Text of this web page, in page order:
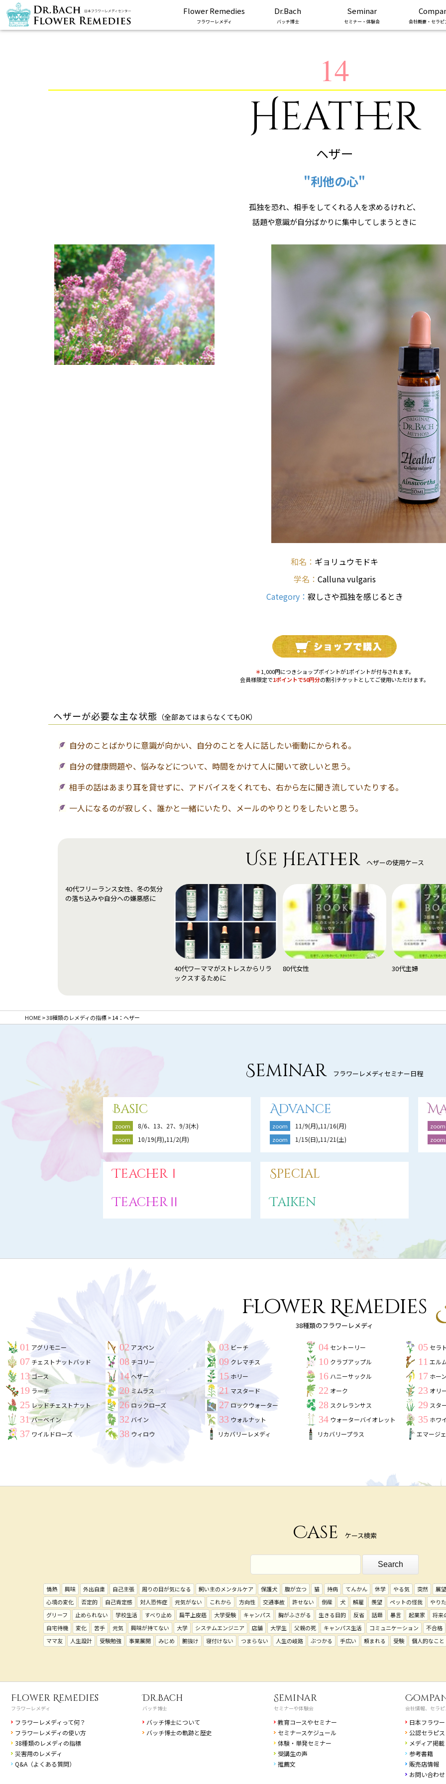
Flower Remedies
フラワーレメディ
Dr.Bach
バッチ博士
Seminar
セミナー・体験会 会社概要・セラピ
14
Heather
ヘザー
"利他の心"
孤独を恐れ、相手をしてくれる人を求めるけれど、
話題や意識が自分ばかりに集中してしまうときに
和名： ギョリュウモドキ
学名： Calluna vulgaris
Category： 寂しさや孤独を感じるとき
＊1,000円につきショップポイントが1ポイントが付与されます。
会員様限定で1ポイントで50円分の割引チケットとしてご使用いただけます。
ヘザーが必要な主な状態 （全部あてはまらなくてもOK）
自分のことばかりに意識が向かい、自分のことを人に話したい衝動にかられる。
自分の健康問題や、悩みなどについて、時間をかけて人に聞いて欲しいと思う。
相手の話はあまり耳を貸せずに、アドバイスをくれても、右から左に聞き流していたりする。
一人になるのが寂しく、誰かと一緒にいたり、メールのやりとりをしたいと思う。
Use Heatherヘザーの使用ケース
40代フリーランス女性、冬の気分
の落ち込みや自分への嫌悪感に
40代ワーママがストレスからリラ
ックスするために
80代女性 30代主婦
HOME>38種類のレメディの指標>14：ヘザー
Seminarフラワーレメディセミナー日程
Basic
zoom 8/6、13、27、9/3(木)
zoom 10/19(月),11/2(月)
Advance
zoom 11/9(月),11/16(月)
zoom 1/15(日),11/21(土)
zoom
zoom
TeacherⅠ
TeacherⅡ
Special
Taiken
Flower Remedies
38種類のフラワーレメディ
01 アグリモニー 02 アスペン 03 ビーチ 04 セントーリー 05 セラ
07 チェストナットバッド 08 チコリー 09 クレマチス 10 クラブアップル 11 エル
13ゴース 14 ヘザー 15 ホリー 16 ハニーサックル 17 ホー
19 ラーチ 20 ミムラス 21 マスタード 22 オーク 23 オリ
25 レッドチェストナット 26 ロックローズ 27 ロックウォーター 28 スクレランサス 29 スタ
31バーベイン 32 バイン 33 ウォルナット 34 ウォーターバイオレット 35 ホワ
37 ワイルドローズ 38 ウィロウ リカバリーレメディ リカバリープラス エマージ
Case ケース検索
情熱 興味 外出自粛 自己主張 周りの目が気になる 飼い主のメンタルケア 保護犬 腹が立つ 猫 持病 てんかん 休学 やる気 突然
展望
心境の変化
否定的 自己肯定感 対人恐怖症 元気がない これから 方向性 交通事故 許せない 倒産 犬 解雇 羨望 ペットの怪我
やり
グリーフ
止められない 学校生活 すべり止め 扁平上皮癌 大学受験 キャンパス 胸がふさがる 生きる目的 反省 話題 暴言 起業家
将来
自宅待機
変化 苦手 元気 興味が持てない 大学 システムエンジニア 店舗 大学生 父親の死 キャンパス生活 コミュニケーション
不合格
ママ友
人生設計 受験勉強 事業展開 みじめ 腑抜け 寝付けない つまらない 人生の岐路 ぶつかる 手広い 頼まれる 受験 個人的なこと
Flower Remedies
フラワーレメディ
フラワーレメディって何？
フラワーレメディの使い方
38種類のレメディの指標
災害用のレメディ
Q&A（よくある質問）
Dr.Bach
バッチ博士
バッチ博士について
バッチ博士の軌跡と歴史
Seminar
セミナーや体験会
教育コースやセミナー
セミナースケジュール
体験・単発セミナー
受講生の声
推薦文
会社情報、セラ
日本フラワ
公認セラピ
メディア掲載
参考書籍
販売店情報
お問い合わせ